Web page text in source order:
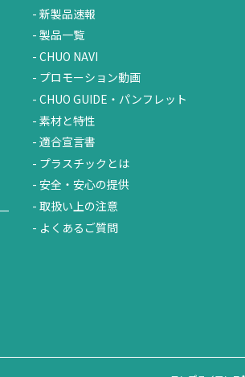
新製品速報
製品一覧
CHUO NAVI
プロモーション動画
CHUO GUIDE・パンフレット
素材と特性
適合宣言書
プラスチックとは
安全・安心の提供
取扱い上の注意
よくあるご質問